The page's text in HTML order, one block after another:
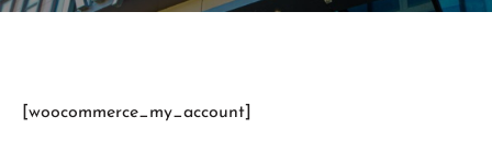
[woocommerce_my_account]